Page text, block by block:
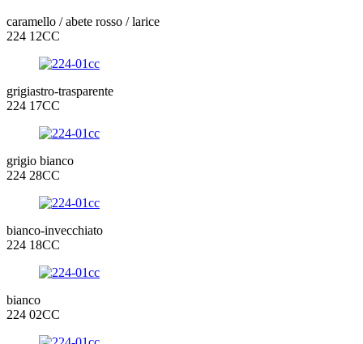
caramello / abete rosso / larice
224 12CC
grigiastro-trasparente
224 17CC
grigio bianco
224 28CC
bianco-invecchiato
224 18CC
bianco
224 02CC